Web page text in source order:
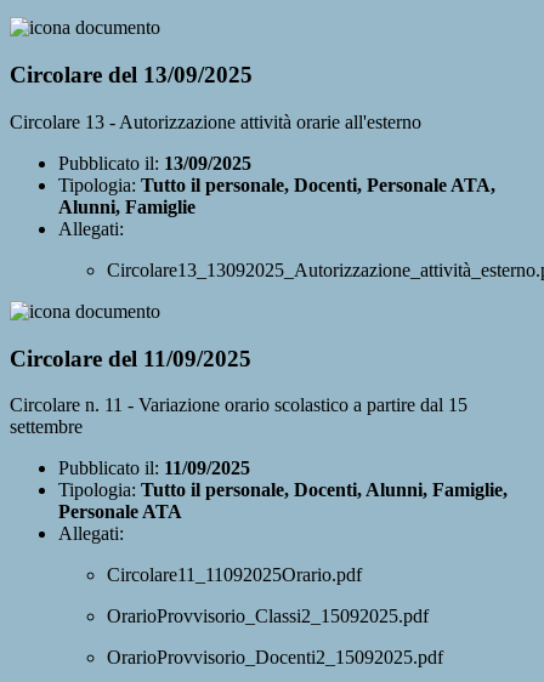
Circolare del 13/09/2025
Circolare 13 - Autorizzazione attività orarie all'esterno
Pubblicato il: 13/09/2025
Tipologia: Tutto il personale, Docenti, Personale ATA,
Alunni, Famiglie
Allegati:
Circolare del 11/09/2025
Circolare n. 11 - Variazione orario scolastico a partire dal 15
settembre
Pubblicato il: 11/09/2025
Tipologia: Tutto il personale, Docenti, Alunni, Famiglie,
Personale ATA
Allegati:
Circolare11_11092025Orario.pdf
OrarioProvvisorio_Classi2_15092025.pdf
OrarioProvvisorio_Docenti2_15092025.pdf